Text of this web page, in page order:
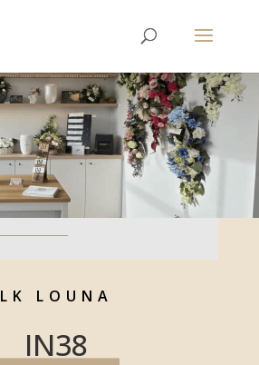
LK LOUNA
IN38